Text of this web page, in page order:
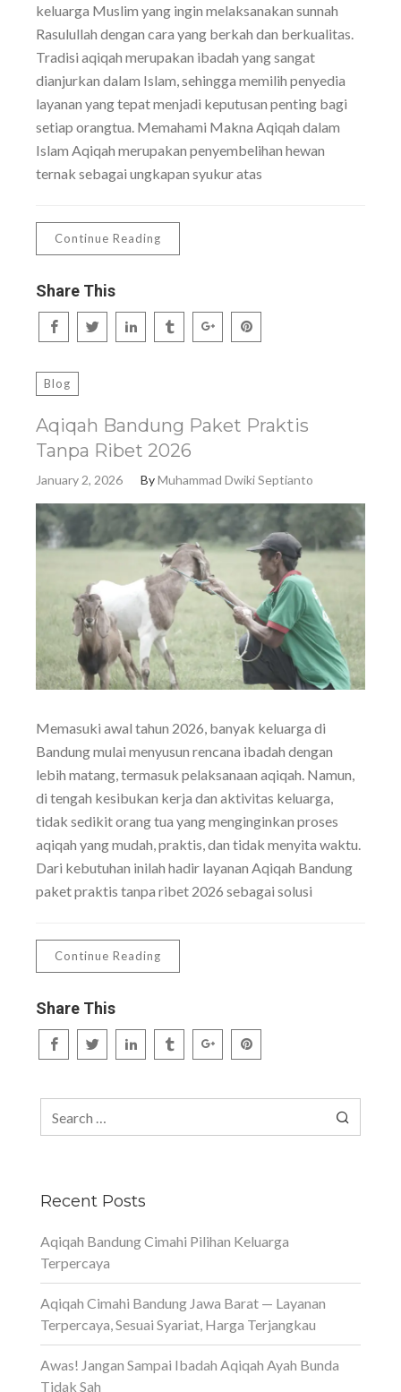
keluarga Muslim yang ingin melaksanakan sunnah
Rasulullah dengan cara yang berkah dan berkualitas.
Tradisi aqiqah merupakan ibadah yang sangat
dianjurkan dalam Islam, sehingga memilih penyedia
layanan yang tepat menjadi keputusan penting bagi
setiap orangtua. Memahami Makna Aqiqah dalam
Islam Aqiqah merupakan penyembelihan hewan
ternak sebagai ungkapan syukur atas
Continue Reading
Share This
Blog
Aqiqah Bandung Paket Praktis
Tanpa Ribet 2026
January 2, 2026 ByMuhammad Dwiki Septianto
Memasuki awal tahun 2026, banyak keluarga di
Bandung mulai menyusun rencana ibadah dengan
lebih matang, termasuk pelaksanaan aqiqah. Namun,
di tengah kesibukan kerja dan aktivitas keluarga,
tidak sedikit orang tua yang menginginkan proses
aqiqah yang mudah, praktis, dan tidak menyita waktu.
Dari kebutuhan inilah hadir layanan Aqiqah Bandung
paket praktis tanpa ribet 2026 sebagai solusi
Continue Reading
Share This
Recent Posts
Aqiqah Bandung Cimahi Pilihan Keluarga
Terpercaya
Aqiqah Cimahi Bandung Jawa Barat — Layanan
Terpercaya, Sesuai Syariat, Harga Terjangkau
Awas! Jangan Sampai Ibadah Aqiqah Ayah Bunda
Tidak Sah